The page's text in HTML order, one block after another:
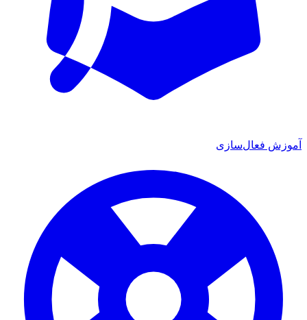
آموزش فعال‌سازی